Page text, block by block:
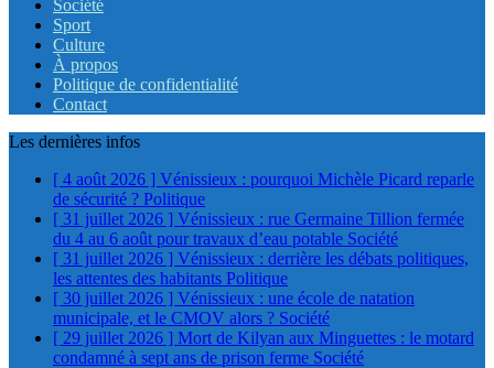
Société
Sport
Culture
À propos
Politique de confidentialité
Contact
Les dernières infos
[ 4 août 2026 ] Vénissieux : pourquoi Michèle Picard reparle
de sécurité ? Politique
[ 31 juillet 2026 ] Vénissieux : rue Germaine Tillion fermée
du 4 au 6 août pour travaux d’eau potable Société
[ 31 juillet 2026 ] Vénissieux : derrière les débats politiques,
les attentes des habitants Politique
[ 30 juillet 2026 ] Vénissieux : une école de natation
municipale, et le CMOV alors ? Société
[ 29 juillet 2026 ] Mort de Kilyan aux Minguettes : le motard
condamné à sept ans de prison ferme Société